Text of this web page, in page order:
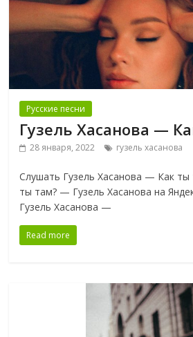
Русские песни
Гузель Хасанова —
28 января, 2022 гузель хасанова
Слушать Гузель Хасанова — Как ты
ты там? — Гузель Хасанова на
Гузель Хасанова —
Read more